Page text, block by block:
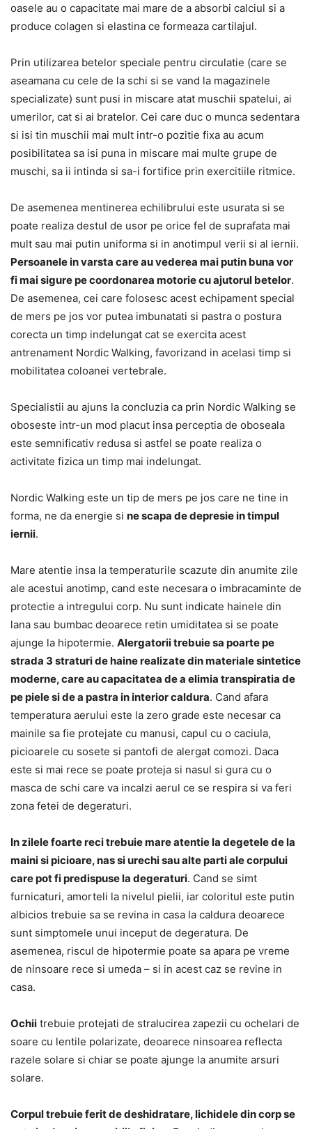
oasele au o capacitate mai mare de a absorbi calciul si a
produce colagen si elastina ce formeaza cartilajul.
Prin utilizarea betelor speciale pentru circulatie (care se
aseamana cu cele de la schi si se vand la magazinele
specializate) sunt pusi in miscare atat muschii spatelui, ai
umerilor, cat si ai bratelor. Cei care duc o munca sedentara
si isi tin muschii mai mult intr-o pozitie fixa au acum
posibilitatea sa isi puna in miscare mai multe grupe de
muschi, sa ii intinda si sa-i fortifice prin exercitiile ritmice.
De asemenea mentinerea echilibrului este usurata si se
poate realiza destul de usor pe orice fel de suprafata mai
mult sau mai putin uniforma si in anotimpul verii si al iernii.
Persoanele in varsta care au vederea mai putin buna vor
fi mai sigure pe coordonarea motorie cu ajutorul betelor.
De asemenea, cei care folosesc acest echipament special
de mers pe jos vor putea imbunatati si pastra o postura
corecta un timp indelungat cat se exercita acest
antrenament Nordic Walking, favorizand in acelasi timp si
mobilitatea coloanei vertebrale.
Specialistii au ajuns la concluzia ca prin Nordic Walking se
oboseste intr-un mod placut insa perceptia de oboseala
este semnificativ redusa si astfel se poate realiza o
activitate fizica un timp mai indelungat.
Nordic Walking este un tip de mers pe jos care ne tine in
forma, ne da energie si ne scapa de depresie in timpul
iernii.
Mare atentie insa la temperaturile scazute din anumite zile
ale acestui anotimp, cand este necesara o imbracaminte de
protectie a intregului corp. Nu sunt indicate hainele din
lana sau bumbac deoarece retin umiditatea si se poate
ajunge la hipotermie. Alergatorii trebuie sa poarte pe
strada 3 straturi de haine realizate din materiale sintetice
moderne, care au capacitatea de a elimia transpiratia de
pe piele si de a pastra in interior caldura. Cand afara
temperatura aerului este la zero grade este necesar ca
mainile sa fie protejate cu manusi, capul cu o caciula,
picioarele cu sosete si pantofi de alergat comozi. Daca
este si mai rece se poate proteja si nasul si gura cu o
masca de schi care va incalzi aerul ce se respira si va feri
zona fetei de degeraturi.
In zilele foarte reci trebuie mare atentie la degetele de la
maini si picioare, nas si urechi sau alte parti ale corpului
care pot fi predispuse la degeraturi. Cand se simt
furnicaturi, amorteli la nivelul pielii, iar coloritul este putin
albicios trebuie sa se revina in casa la caldura deoarece
sunt simptomele unui inceput de degeratura. De
asemenea, riscul de hipotermie poate sa apara pe vreme
de ninsoare rece si umeda – si in acest caz se revine in
casa.
Ochii trebuie protejati de stralucirea zapezii cu ochelari de
soare cu lentile polarizate, deoarece ninsoarea reflecta
razele solare si chiar se poate ajunge la anumite arsuri
solare.
Corpul trebuie ferit de deshidratare, lichidele din corp se